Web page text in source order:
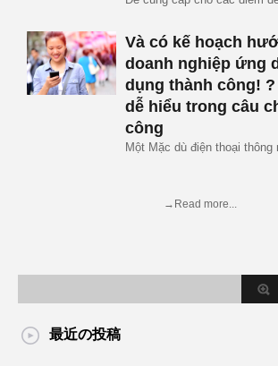
Và có kế hoạch
doanh nghiệp ứng
dụng thành công!
dễ hiểu trong câu
công
Một Mặc dù điện thoại thông
→Read more...
最近の投稿